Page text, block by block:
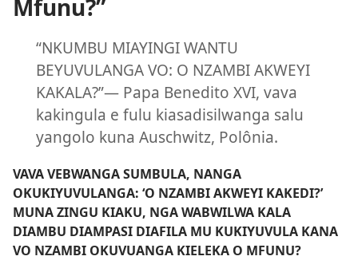
Mfunu?”
“NKUMBU MIAYINGI WANTU
BEYUVULANGA VO: O NZAMBI AKWEYI
KAKALA?”— Papa Benedito XVI, vava
kakingula e fulu kiasadisilwanga salu
yangolo kuna Auschwitz, Polônia.
VAVA VEBWANGA SUMBULA, NANGA
OKUKIYUVULANGA: ‘O NZAMBI AKWEYI KAKEDI?’
MUNA ZINGU KIAKU, NGA WABWILWA KALA
DIAMBU DIAMPASI DIAFILA MU KUKIYUVULA KANA
VO NZAMBI OKUVUANGA KIELEKA O MFUNU?